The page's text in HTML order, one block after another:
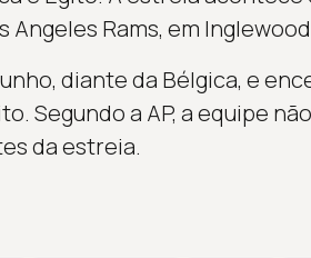
Angeles Rams, em
diante da Bélgica, e
Segundo a AP, a equipe
da estreia.